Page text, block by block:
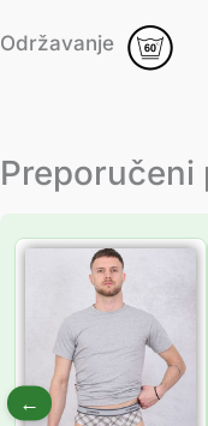
Održavanje
Preporučeni
←